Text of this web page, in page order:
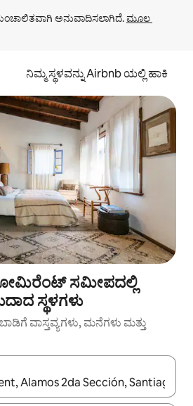
ಅನುವಾದಿಸಲಾಗಿದೆ. ಮೂಲ
ನಿಮ್ಮ ಸ್ಥಳವನ್ನು Airbnb ಯಲ್ಲಿ ಹಾಕಿ
ಸಮೀಪದಲ್ಲಿ
ಸ್ಥಳಗಳು
ವಾಸ್ತವ್ಯಗಳು, ಮನೆಗಳು ಮತ್ತು
ಅಪ್ ಮತ್ತು ಡೌನ್ ಬಾಣದ ಕೀಲಿಗಳೊಂದಿಗೆ